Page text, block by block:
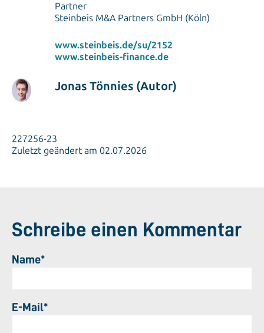
Partner
Steinbeis M&A Partners GmbH (Köln)
www.steinbeis.de/su/2152
www.steinbeis-finance.de
Jonas Tönnies (Autor)
227256-23
Zuletzt geändert am 02.07.2026
Schreibe einen Kommentar
Name*
E-Mail*